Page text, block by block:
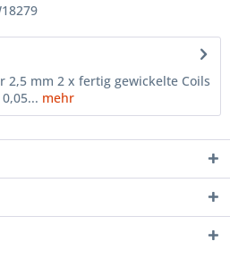
2,5 mm 2 x fertig gewickelte Coils
mehr